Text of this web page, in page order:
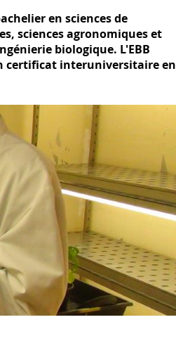
en sciences de
sciences agronomiques et
biologique. L'EBB
certificat interuniversitaire en